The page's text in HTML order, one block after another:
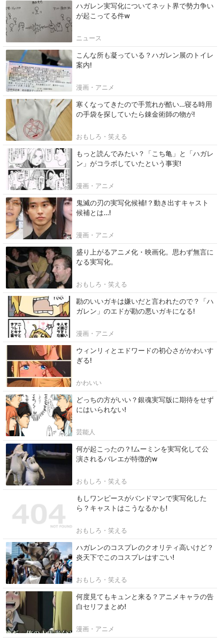
ハガレン実写化についてネット界で勢力争い
が起こってる件w
ニュース
こんな所も凝っている？ハガレン展のトイレ
案内!
漫画・アニメ
寒くなってきたので手荒れが酷い…寝る時用
の手袋を探していたら錬金術師の物が!
おもしろ・笑える
もっと読んでみたい？「こち亀」と「ハガレ
ン」がコラボしていたという事実!
漫画・アニメ
鬼滅の刃の実写化候補!？動き出すキャスト
候補とは…!
漫画・アニメ
盛り上がるアニメ化・映画化。思わず無言に
なる実写化。
おもしろ・笑える
勘のいいガキは嫌いだと言われたので？「ハ
ガレン」のエドが勘の悪いガキになる!
漫画・アニメ
ウィンリィとエドワードの初心さがかわいす
ぎる!
かわいい
どっちの方がいい？銀魂実写版に期待をせず
にはいられない!
芸能人
何が起こったの？!ムーミンを実写化して公
演されるバレエが特徴的w
おもしろ・笑える
もしワンピースがバンドマンで実写化した
ら？キャストはこうなるかも!
おもしろ・笑える
ハガレンのコスプレのクオリティ高いけど？
炎天下でこのコスプレはすごい!
おもしろ・笑える
何度見てもキュンと来る？アニメキャラの告
白セリフまとめ!
漫画・アニメ